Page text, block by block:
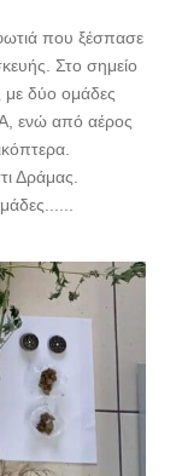
που ξέσπασε
Στο σημείο
με δύο ομάδες
ενώ από αέρος
Δράμας.